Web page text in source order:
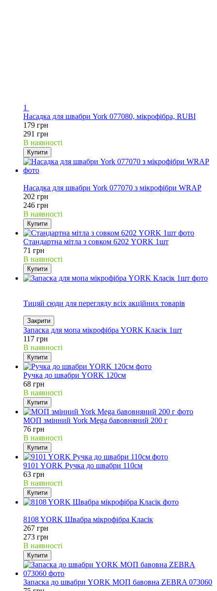
1
Насадка для швабри York 077080, мікрофібра, RUBI
179 грн
291 грн
В наявності
Купити
Насадка для швабри York 077070 з мікрофібри WRAP
202 грн
246 грн
В наявності
Купити
Стандартна мітла з совком 6202 YORK 1шт
71 грн
В наявності
Купити
Тицяй сюди для перегляду всіх акційних товарів
Закрити
Запаска для мопа мікрофібра YORK Класік 1шт
117 грн
В наявності
Купити
Ручка до швабри YORK 120см
68 грн
В наявності
Купити
МОП змінний York Mega бавовняний 200 г
76 грн
В наявності
Купити
9101 YORK Ручка до швабри 110см
63 грн
В наявності
Купити
8108 YORK Швабра мікрофібра Класік
267 грн
273 грн
В наявності
Купити
Запаска до швабри YORK МОП бавовна ZEBRA 073060